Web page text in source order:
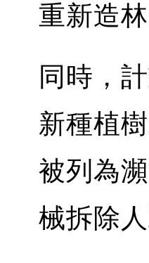
重新造林
同時，
新種植
被列為
械拆除